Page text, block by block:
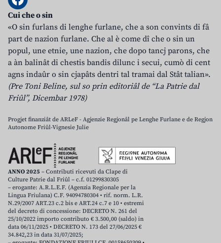
Cui che o sin
«O sin furlans di lenghe furlane, che a son convints di fâ
part de nazion furlane. Che al è come dî che o sin un
popul, une etnie, une nazion, che dopo tancj parons, che
a àn balinât di chestis bandis dilunc i secui, cumò di cent
agns indaûr o sin cjapâts dentri tal tramai dal Stât talian».
(Pre Toni Beline, sul so prin editoriâl de “La Patrie dal
Friûl”, Dicembar 1978)
Progjet finanziât de ARLeF - Agjenzie Regjonâl pe Lenghe Furlane e de Regjon
Autonome Friûl-Vignesie Julie
ANNO 2025 – Contributi ricevuti da Clape di
Culture Patrie dal Friûl – c.f. 01299830305
– erogante: A.R.L.E.F. (Agenzia Regionale per la
Lingua Friulana) C.F. 94094780304 • rif. norm. L.R.
N.29/2007 ART.23 c.2 bis e ART.24 c.7 e 10 • estremi
del decreto di concessione: DECRETO N. 261 del
25/10/2022 importo contributo € 3.500,00 (saldo) in
data 06/11/2025 • DECRETO N. 173 del 27/06/2025 €
34.842,23 in data 31/07/2025;